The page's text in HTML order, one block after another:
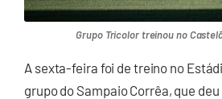
Grupo Tricolor treinou no
A sexta-feira foi de treino no
grupo do Sampaio Corrêa, que